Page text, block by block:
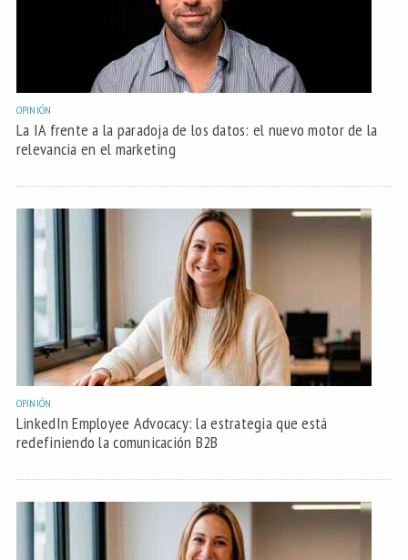
OPINIÓN
La IA frente a la paradoja de los datos: el nuevo motor de la
relevancia en el marketing
OPINIÓN
LinkedIn Employee Advocacy: la estrategia que está
redefiniendo la comunicación B2B